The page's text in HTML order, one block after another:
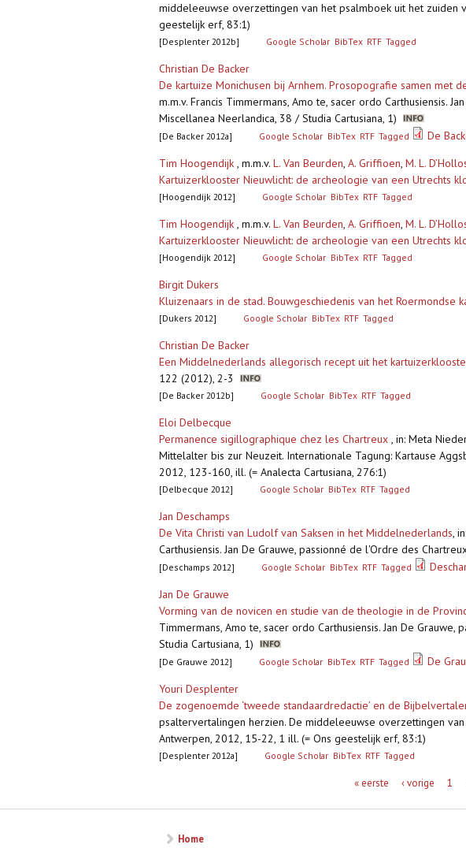
middeleeuwse overzettingen van het psalmboek uit het zuiden
geestelijk erf, 83:1)
[Desplenter 2012b] Google Scholar BibTex RTF Tagged
Christian De Backer
De kartuize Monichusen bij Arnhem. Prosopografie samen met
m.m.v. Francis Timmermans, Amo te, sacer ordo Carthusiensis.
Miscellanea Neerlandica, 38 / Studia Cartusiana, 1)
[De Backer 2012a] Google Scholar BibTex RTF Tagged De
Tim Hoogendijk , m.m.v. L. Van Beurden, A. Griffioen, M. L.
Kartuizerklooster Nieuwlicht: de archeologie van een Utrechts
[Hoogendijk 2012] Google Scholar BibTex RTF Tagged
Tim Hoogendijk , m.m.v. L. Van Beurden, A. Griffioen, M. L.
Kartuizerklooster Nieuwlicht: de archeologie van een Utrechts
[Hoogendijk 2012] Google Scholar BibTex RTF Tagged
Birgit Dukers
Kluizenaars in de stad. Bouwgeschiedenis van het Roermondse
[Dukers 2012] Google Scholar BibTex RTF Tagged
Christian De Backer
Een Middelnederlands allegorisch recept uit het
122 (2012), 2-3
[De Backer 2012b] Google Scholar BibTex RTF Tagged
Eloi Delbecque
Permanence sigillographique chez les Chartreux , in: Meta
Mittelalter bis zur Neuzeit. Internationale Tagung: Kartause
2012, 123-160, ill. (= Analecta Cartusiana, 276:1)
[Delbecque 2012] Google Scholar BibTex RTF Tagged
Jan Deschamps
De Vita Christi van Ludolf van Saksen in het Middelnederlands,
Carthusiensis. Jan De Grauwe, passionné de l'Ordre des
[Deschamps 2012] Google Scholar BibTex RTF Tagged
Jan De Grauwe
Vorming van de novicen en studie van de theologie in de
Timmermans, Amo te, sacer ordo Carthusiensis. Jan De
Studia Cartusiana, 1)
[De Grauwe 2012] Google Scholar BibTex RTF Tagged De
Youri Desplenter
De zogenoemde ‘tweede standaardredactie’ en de
psaltervertalingen herzien. De middeleeuwse overzettingen
Antwerpen, 2012, 15-22, 1 ill. (= Ons geestelijk erf, 83:1)
[Desplenter 2012a] Google Scholar BibTex RTF Tagged
« eerste ‹ vorige 1
Home